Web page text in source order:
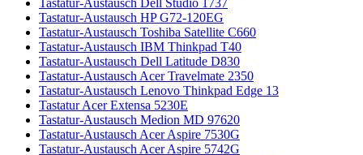
Tastatur-Austausch Dell Studio 1737
Tastatur-Austausch HP G72-120EG
Tastatur-Austausch Toshiba Satellite C660
Tastatur-Austausch IBM Thinkpad T40
Tastatur-Austausch Dell Latitude D830
Tastatur-Austausch Acer Travelmate 2350
Tastatur-Austausch Lenovo Thinkpad Edge 13
Tastatur Acer Extensa 5230E
Tastatur-Austausch Medion MD 97620
Tastatur-Austausch Acer Aspire 7530G
Tastatur-Austausch Acer Aspire 5742G